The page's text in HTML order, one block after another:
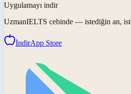
Uygulamayı indir
UzmanIELTS cebinde — istediğin an,
İndirApp Store